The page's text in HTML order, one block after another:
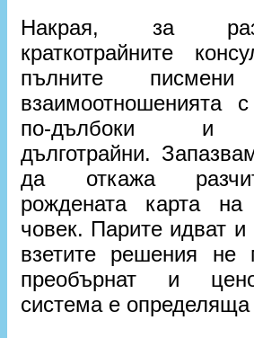
Накрая, за
краткотрайните
пълните писмени
взаимоотношенията
по-дълбоки и
дълготрайни.
да откажа
рождената карта
човек. Парите идват и
взетите решения не
преобърнат и
система е